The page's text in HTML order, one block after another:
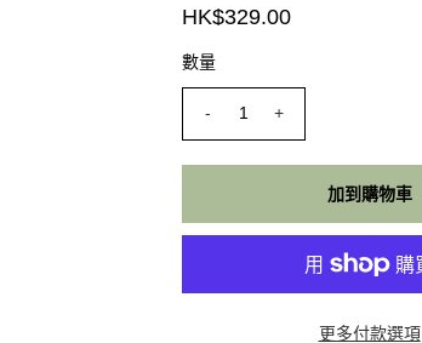
HK$329.00
數量
- +
更多付款選項